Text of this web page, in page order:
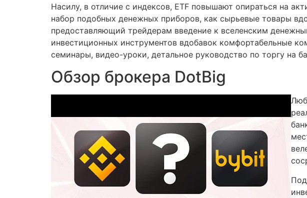
Насилу, в отличие с индексов, ETF повышают опираться на
набор подобных денежных приборов, как сырьевые товары
предоставляющий трейдерам введение к вселенским
инвестиционных инструментов вдобавок комфортабельные
семинары, видео-уроки, детальное руководство по торгу на
Обзор брокера DotBig